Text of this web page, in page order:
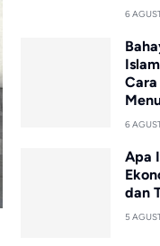
6
6
Apa
dan
5